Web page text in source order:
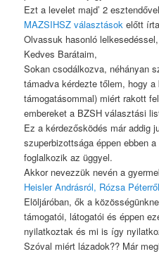
Ezt a levelet majd’ 2
MAZSIHSZ választások előtt
Olvassuk hasonló
Kedves Barátaim,
Sokan csodálkozva, néhányan
támadva kérdezte tőlem, hogy
támogatásommal) miért rakott
embereket a BZSH választási
Ez a kérdezősködés már addig
szuperbizottsága éppen ebben
foglalkozik az üggyel.
Akkor nevezzük nevén a
Heisler Andrásról, Rózsa
Elöljáróban, ők a
támogatói, látogatói és éppen
nyilatkoztak és mi is így
Szóval miért lázadok?? Már